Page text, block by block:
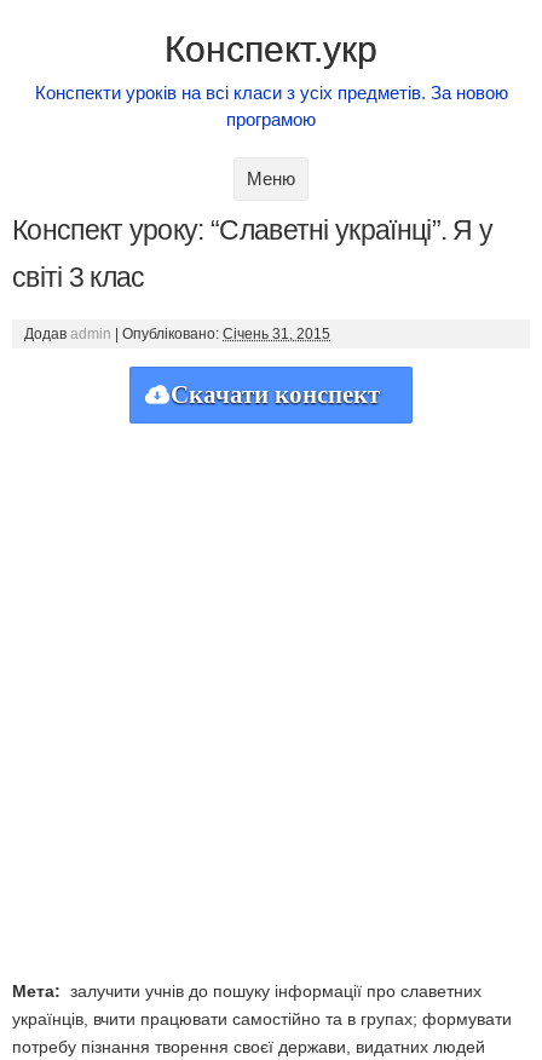
Конспект.укр
Конспекти уроків на всі класи з усіх предметів. За новою
програмою
Меню
Конспект уроку: “Славетні українці”. Я у
світі 3 клас
Додав admin Опубліковано: Січень 31, 2015
Скачати конспект
Мета: залучити учнів до пошуку інформації про славетних
українців, вчити працювати самостійно та в групах; формувати
потребу пізнання творення своєї держави, видатних людей